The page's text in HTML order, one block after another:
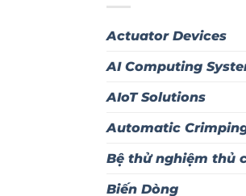
Actuator Devices
AI Computing
AIoT Solutions
Automatic
Bệ thử nghiệm thủ
Biến Dòng